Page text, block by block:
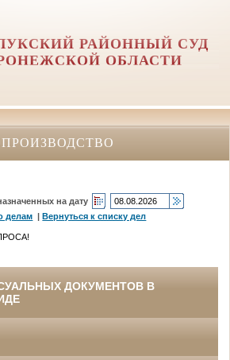
РАЙОННЫЙ СУД
ОБЛАСТИ
на дату
делам |Вернуться к списку дел
ДОКУМЕНТОВ В